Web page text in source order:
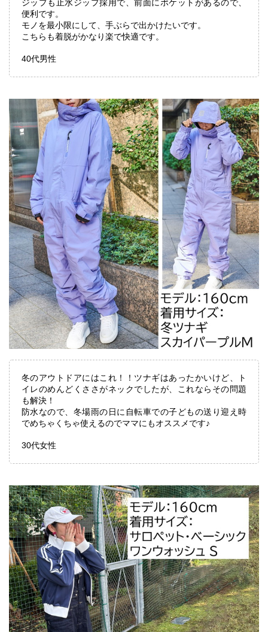
ジップも止水ジップ採用で、前面にポケットがあるので、
便利です。
モノを最小限にして、手ぶらで出かけたいです。
こちらも着脱がかなり楽で快適です。
40代男性
冬のアウトドアにはこれ！！ツナギはあったかいけど、ト
イレのめんどくささがネックでしたが、これならその問題
も解決！
防水なので、冬場雨の日に自転車での子どもの送り迎え時
でめちゃくちゃ使えるのでママにもオススメです♪
30代女性